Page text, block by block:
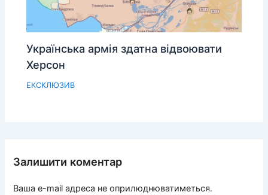
Українська армія здатна відвоювати
Херсон
ЕКСКЛЮЗИВ
Залишити коментар
Ваша e-mail адреса не оприлюднюватиметься.